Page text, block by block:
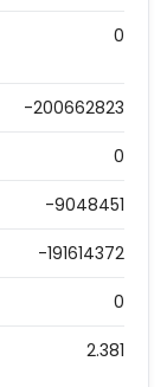
0
-200662823
0
-9048451
-191614372
0
2.381